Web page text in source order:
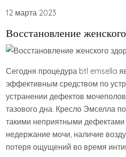
12 марта 2023
Восстановление
Сегодня процедура btl emsella
эффективным средством по
устранении дефектов
тазового дна. Кресло Эмселла
такими неприятными дефектами
недержание мочи, наличие
потеря ощущений во время